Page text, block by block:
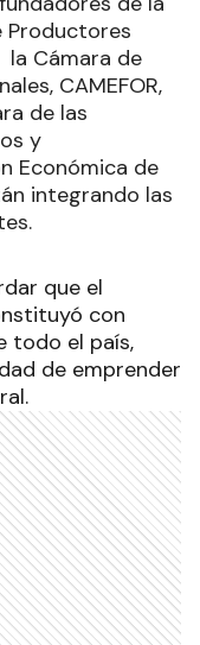
Productores
la Cámara de
CAMEFOR,
de las
y
Económica de
integrando las
que el
con
todo el país,
de emprender